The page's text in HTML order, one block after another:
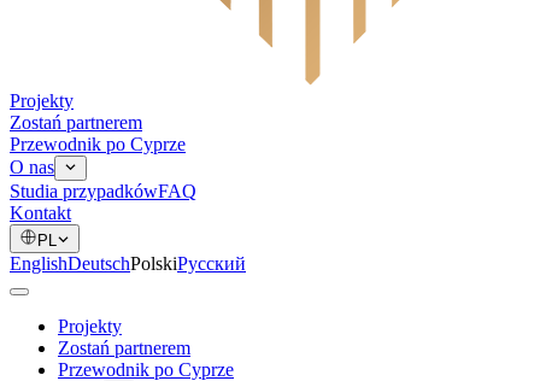
Projekty
Zostań partnerem
Przewodnik po Cyprze
O nas
Studia przypadkówFAQ
Kontakt
PL
EnglishDeutschPolskiРусский
Projekty
Zostań partnerem
Przewodnik po Cyprze